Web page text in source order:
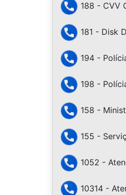
188 - CVV
181 - Disk
194 -
198 -
158 -
155 -
1052 -
10314 -